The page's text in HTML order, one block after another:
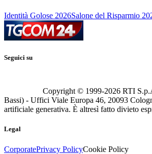
Identità Golose 2026Salone del Risparmio
Seguici su
Copyright © 1999-2026 RTI
Bassi) - Uffici Viale Europa 46, 20093
artificiale generativa. È altresì fatto divieto
Legal
CorporatePrivacy PolicyCookie Policy